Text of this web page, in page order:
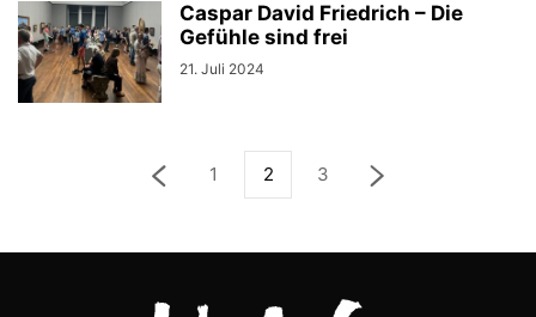
Caspar David Friedrich – Die
Gefühle sind frei
21. Juli 2024
1 2 3